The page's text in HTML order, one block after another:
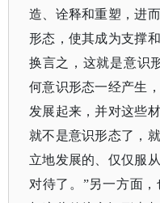
造、诠释和重塑，进
形态，使其成为支撑
换言之，这就是意识
何意识形态一经产生
发展起来，并对这些
就不是意识形态了，
立地发展的、仅仅服
对待了。”另一方面